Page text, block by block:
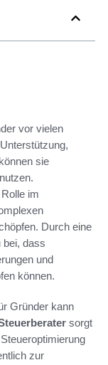
vor vielen
sie
im
Durch eine
bei, dass
und
können.
Gründer kann
sorgt
zur